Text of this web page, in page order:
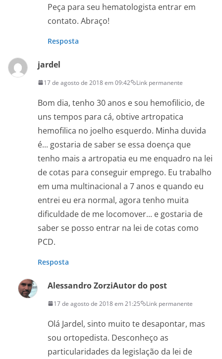
Peça para seu hematologista entrar em
contato. Abraço!
Resposta
jardel
17 de agosto de 2018 em 09:42 Link permanente
Bom dia, tenho 30 anos e sou hemofilicio, de
uns tempos para cá, obtive artropatica
hemofilica no joelho esquerdo. Minha duvida
é... gostaria de saber se essa doença que
tenho mais a artropatia eu me enquadro na lei
de cotas para conseguir emprego. Eu trabalho
em uma multinacional a 7 anos e quando eu
entrei eu era normal, agora tenho muita
dificuldade de me locomover... e gostaria de
saber se posso entrar na lei de cotas como
PCD.
Resposta
Alessandro ZorziAutor do post
17 de agosto de 2018 em 21:25 Link permanente
Olá Jardel, sinto muito te desapontar, mas
sou ortopedista. Desconheço as
particularidades da legislação da lei de